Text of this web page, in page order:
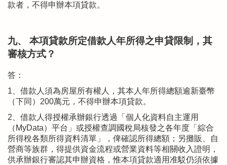
款者，不得申辦本項貸款。
九、 本項貸款所定借款人年所得之申貸限制，其
審核方式？
答：
1、借款人須為房屋所有權人，其本人年所得總額逾新臺幣
（下同）200萬元，不得申辦本項貸款。
2、借款人得授權承辦銀行透過「個人化資料自主運用
（MyData）平台」或授權查調國稅局核發之各年度「綜合
所得稅各類所得資料清單」，俾確認所得總額；另攤販、自
營商等族群，得提供資金流程或營業資料等相關收入證明，
供承辦銀行審認其申辦資格，惟本項貸款適用准駁仍須依據